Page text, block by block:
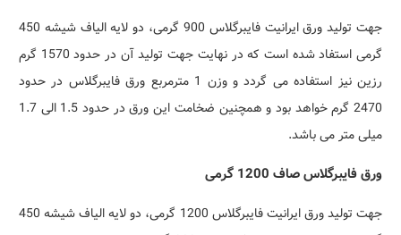
جهت تولید ورق ایرانیت فایبرگلاس 900 گرمی، دو لایه الیاف شیشه 450
گرمی استفاد شده است که در نهایت جهت تولید آن در حدود 1570 گرم
رزین نیز استفاده می گردد و وزن 1 مترمربع ورق فایبرگلاس در حدود
2470 گرم خواهد بود و همچنین ضخامت این ورق در حدود 1.5 الی 1.7
میلی متر می باشد.
ورق فایبرگلاس صاف 1200 گرمی
جهت تولید ورق ایرانیت فایبرگلاس 1200 گرمی، دو لایه الیاف شیشه 450